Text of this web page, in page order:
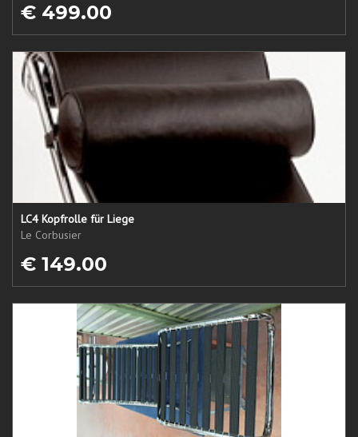
€ 499.00
LC4 Kopfrolle für Liege
Le Corbusier
€ 149.00